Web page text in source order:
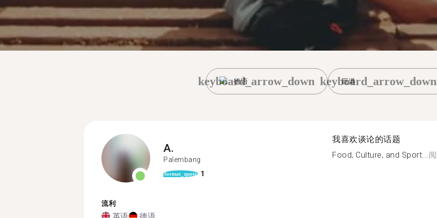
德语
keyboard_arrow_down 巨港
keyboard_arrow_down
A.
Palembang
format_quote 1
流利
英语 德语
我喜欢谈论的话题
Food, Culture, and Sport...